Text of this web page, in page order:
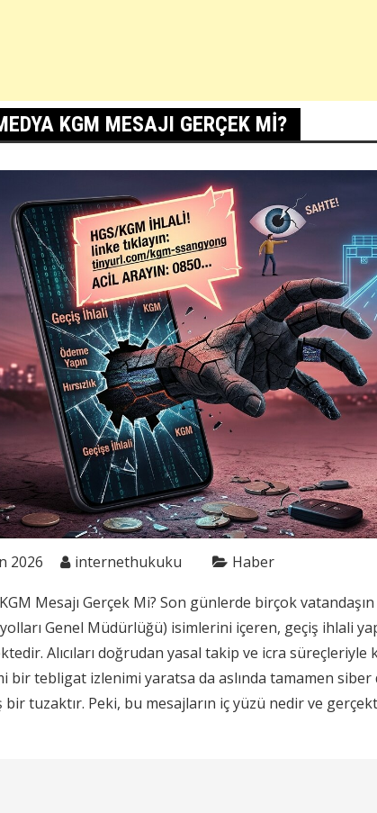
KGM MESAJI GERÇEK MI?
2026 internethukuku Haber
KGM Mesajı Gerçek Mi? Son günlerde birçok
Genel Müdürlüğü) isimlerini içeren, geçiş ihlali
Alıcıları doğrudan yasal takip ve icra
bir tebligat izlenimi yaratsa da aslında tamamen siber
bir tuzaktır. Peki, bu mesajların iç yüzü nedir ve